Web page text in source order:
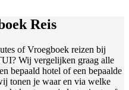
Reis
of Vroegboek reizen bij
Wij vergelijken graag alle
bepaald hotel of een bepaalde
tonen je waar en via welke